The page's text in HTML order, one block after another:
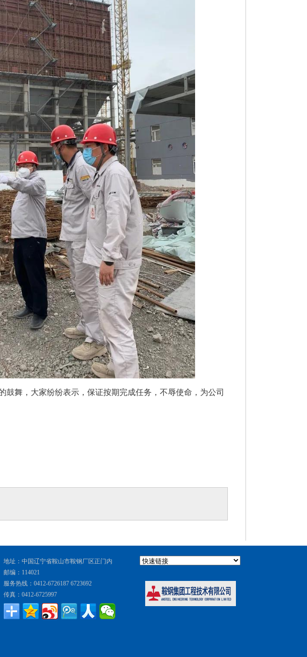
舞，大家纷纷表示，保证按期完成任务，不辱使命，为公司
地址：中国辽宁省鞍山市鞍钢厂区正门内
邮编：114021
服务热线：0412-6726187 6723692
传真：0412-6725997